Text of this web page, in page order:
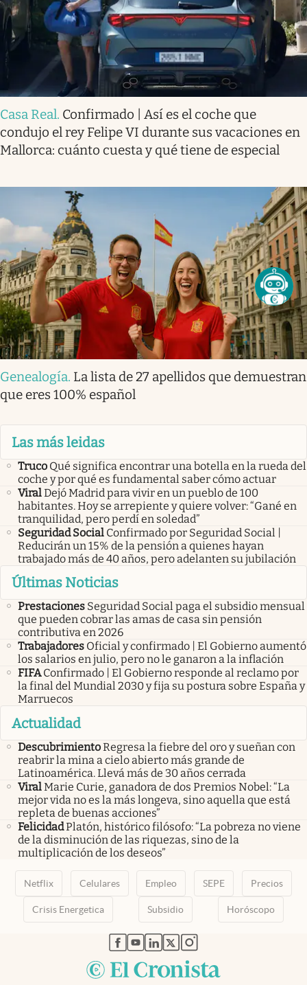
Casa Real. Confirmado | Así es el coche que
condujo el rey Felipe VI durante sus vacaciones en
Mallorca: cuánto cuesta y qué tiene de especial
Genealogía. La lista de 27 apellidos que demuestran
que eres 100% español
Las más leidas
Truco Qué significa encontrar una botella en la rueda del
coche y por qué es fundamental saber cómo actuar
ViralDejó Madrid para vivir en un pueblo de 100
habitantes. Hoy se arrepiente y quiere volver: “Gané en
tranquilidad, pero perdí en soledad”
Seguridad Social Confirmado por Seguridad Social |
Reducirán un 15% de la pensión a quienes hayan
trabajado más de 40 años, pero adelanten su jubilación
Últimas Noticias
Prestaciones Seguridad Social paga el subsidio mensual
que pueden cobrar las amas de casa sin pensión
contributiva en 2026
Trabajadores Oficial y confirmado | El Gobierno aumentó
los salarios en julio, pero no le ganaron a la inflación
FIFA Confirmado | El Gobierno responde al reclamo por
la final del Mundial 2030 y fija su postura sobre España y
Marruecos
Actualidad
DescubrimientoRegresa la fiebre del oro y sueñan con
reabrir la mina a cielo abierto más grande de
Latinoamérica. Llevá más de 30 años cerrada
ViralMarie Curie, ganadora de dos Premios Nobel: “La
mejor vida no es la más longeva, sino aquella que está
repleta de buenas acciones”
FelicidadPlatón, histórico filósofo: “La pobreza no viene
de la disminución de las riquezas, sino de la
multiplicación de los deseos”
Netflix Celulares Empleo SEPE Precios
Crisis Energetica Subsidio Horóscopo
abre en nueva pestaña
abre en nueva pestaña
abre en nueva pestaña
abre en nueva pestaña
abre en nueva pestaña